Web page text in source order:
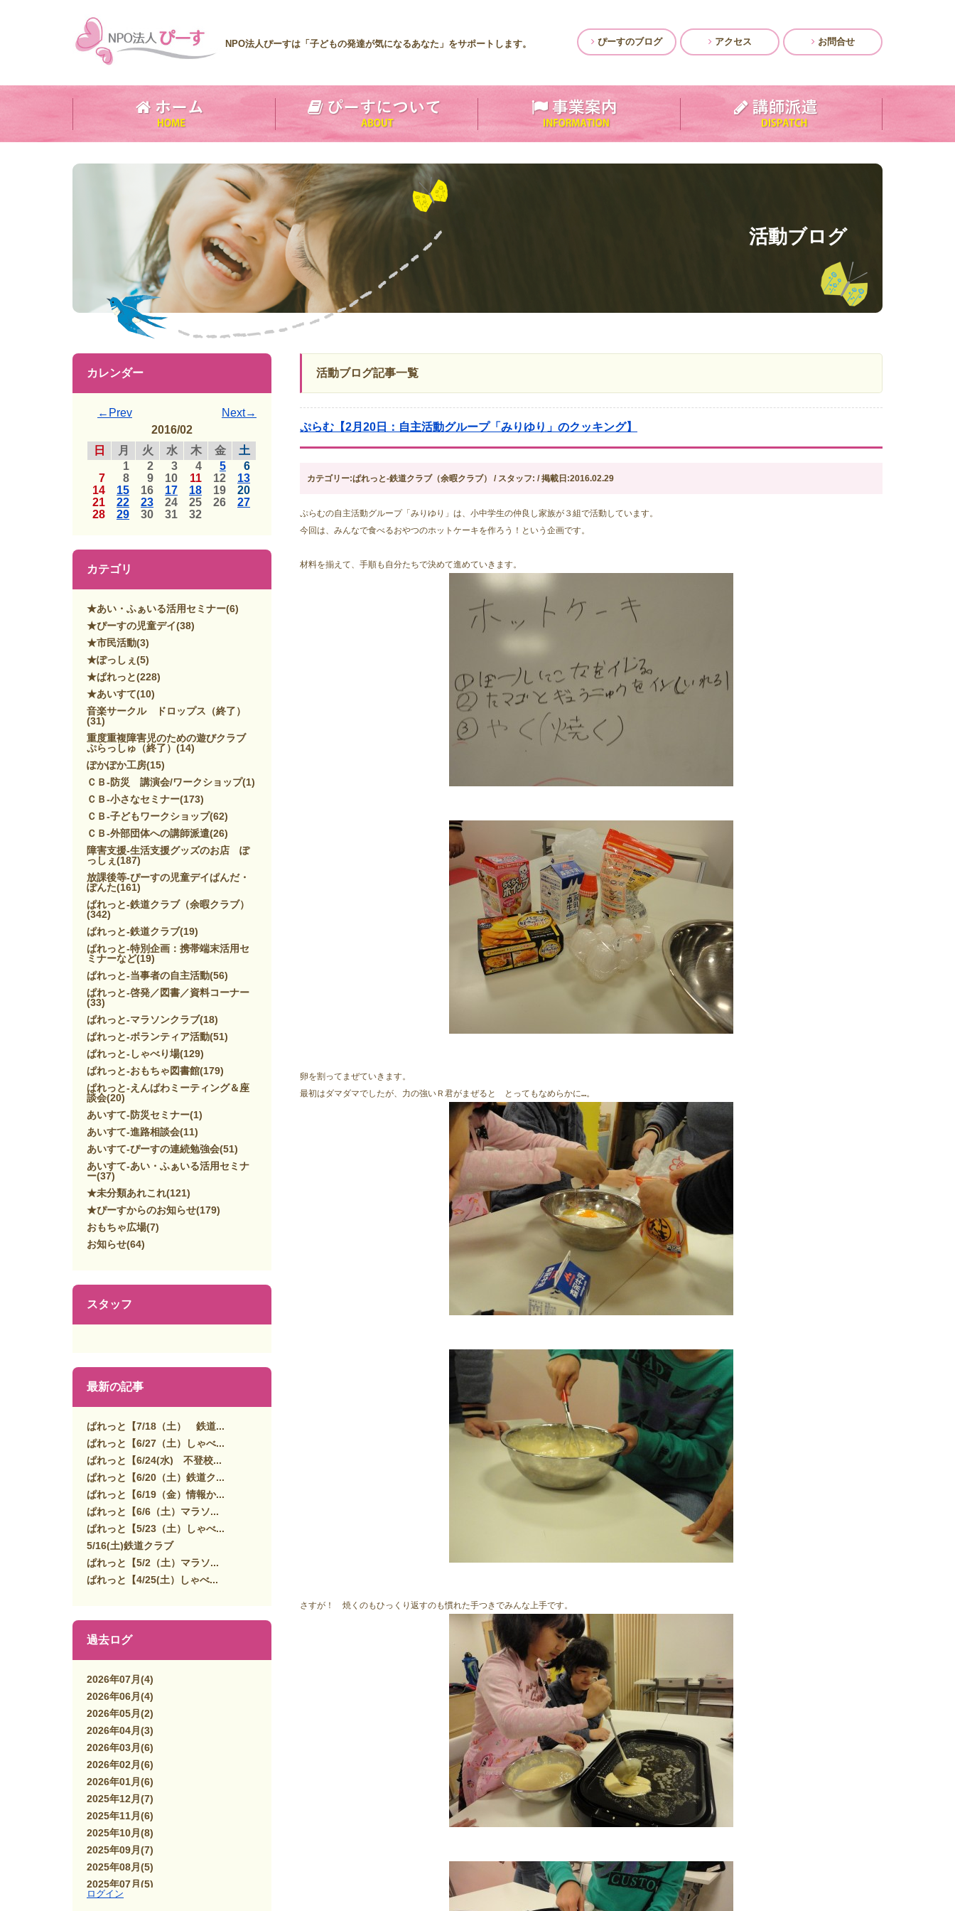
NPO法人ぴーすは「子どもの発達が気になるあなた」をサポートします。 ぴーすのブログ アクセス お問合せ
活動ブログ
活動ブログ記事一覧
ぷらむ【2月20日：自主活動グループ「みりゆり」のクッキング】
カテゴリー:ぱれっと-鉄道クラブ（余暇クラブ） / スタッフ: / 掲載日:2016.02.29
ぷらむの自主活動グループ「みりゆり」は、小中学生の仲良し家族が３組で活動しています。
今回は、みんなで食べるおやつのホットケーキを作ろう！という企画です。
材料を揃えて、手順も自分たちで決めて進めていきます。
卵を割ってまぜていきます。
最初はダマダマでしたが、力の強いＲ君がまぜると　とってもなめらかに…。
さすが！　焼くのもひっくり返すのも慣れた手つきでみんな上手です。
カレンダー
←Prev
Next→
2016/02
日
月 火 水 木 金
土
1
2 3 4 5
6
7
8 9 10 11 12
13
14
15 16 17 18 19
20
21
22 23 24 25 26
27
28
29 30 31 32
カテゴリ
★あい・ふぁいる活用セミナー(6)
★ぴーすの児童デイ(38)
★市民活動(3)
★ぽっしぇ (5)
★ぱれっと(228)
★あいすて(10)
音楽サークル ドロップス（終了）
(31)
重度重複障害児のための遊びクラブ
ぷらっしゅ（終了） (14)
ぽかぽか工房(15)
ＣＢ-防災 講演会/ワークショップ(1)
ＣＢ-小さなセミナー(173)
ＣＢ-子どもワークショップ(62)
ＣＢ-外部団体への講師派遣(26)
障害支援-生活支援グッズのお店 ぽ
っしぇ (187)
放課後等-ぴーすの児童デイぱんだ・
ぽんた(161)
ぱれっと-鉄道クラブ（余暇クラブ）
(342)
ぱれっと-鉄道クラブ(19)
ぱれっと-特別企画：携帯端末活用セ
ミナーなど(19)
ぱれっと-当事者の自主活動(56)
ぱれっと-啓発／図書／資料コーナー
(33)
ぱれっと-マラソンクラブ(18)
ぱれっと-ボランティア活動(51)
ぱれっと-しゃべり場(129)
ぱれっと-おもちゃ図書館(179)
ぱれっと-えんぱわミーティング＆座
談会(20)
あいすて-防災セミナー(1)
あいすて-進路相談会(11)
あいすて-ぴーすの連続勉強会(51)
あいすて-あい・ふぁいる活用セミナ
ー(37)
★未分類あれこれ(121)
★ぴーすからのお知らせ(179)
おもちゃ広場(7)
お知らせ(64)
スタッフ
最新の記事
ぱれっと【7/18（土） 鉄道...
ぱれっと【6/27（土）しゃべ...
ぱれっと【6/24(水) 不登校...
ぱれっと【6/20（土）鉄道ク...
ぱれっと【6/19（金）情報か...
ぱれっと【6/6（土）マラソ...
ぱれっと【5/23（土）しゃべ...
5/16(土)鉄道クラブ
ぱれっと【5/2（土）マラソ...
ぱれっと【4/25(土）しゃべ...
過去ログ
2026年07月 (4)
2026年06月 (4)
2026年05月 (2)
2026年04月 (3)
2026年03月 (6)
2026年02月 (6)
2026年01月 (6)
2025年12月 (7)
2025年11月 (6)
2025年10月 (8)
2025年09月 (7)
2025年08月 (5)
2025年07月 (5)
2025年06月
ログイン